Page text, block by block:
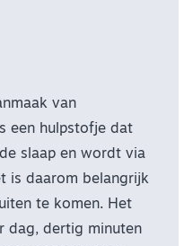
van
een hulpstofje dat
slaap en wordt via
is daarom belangrijk
te komen. Het
dag, dertig minuten